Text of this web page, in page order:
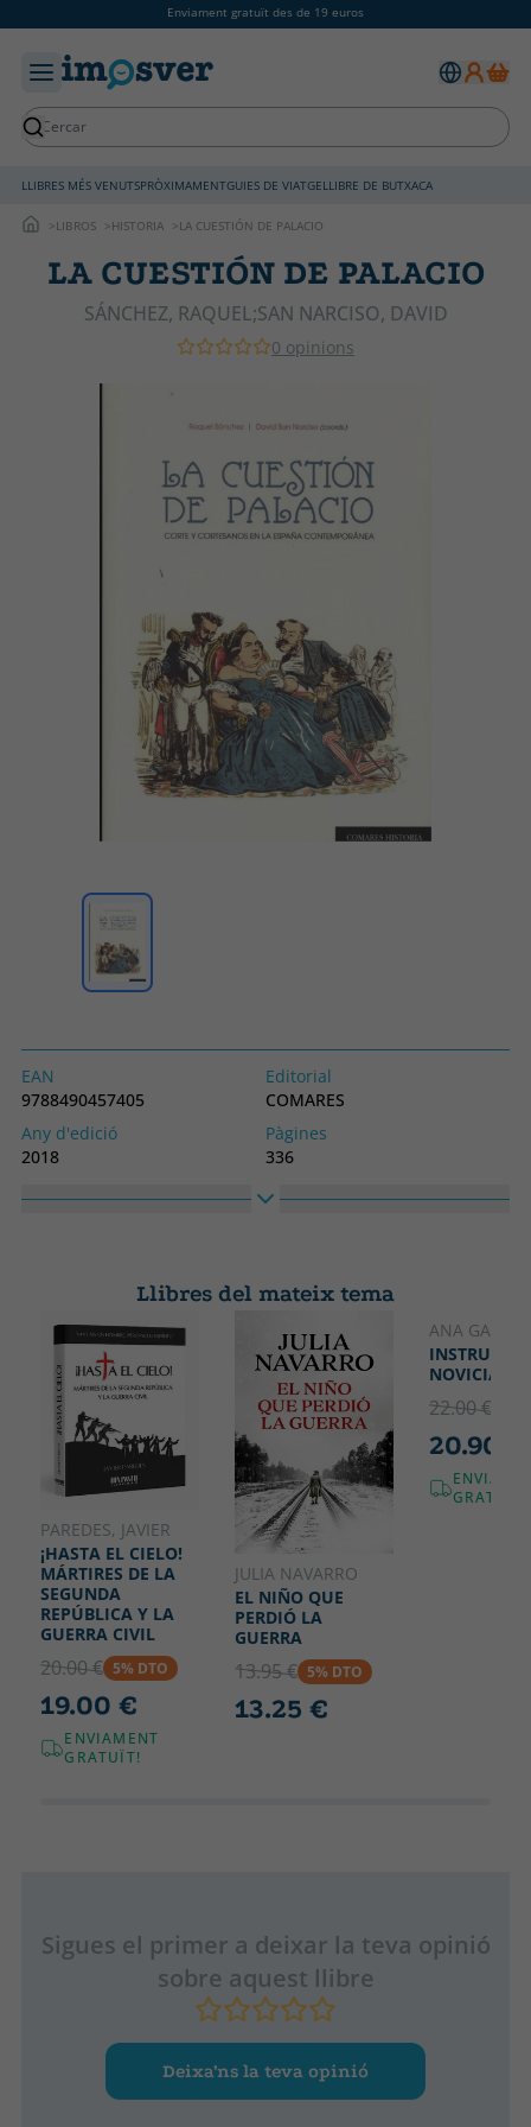
Enviament gratuït des de 19 euros
LLIBRES MÉS VENUTSPRÒXIMAMENTGUIES DE VIATGELLIBRE DE BUTXACA
LIBROS HISTORIA LA CUESTIÓN DE PALACIO
LA CUESTIÓN DE PALACIO
SÁNCHEZ, RAQUEL;SAN NARCISO, DAVID
0 opinions
EAN
9788490457405
Editorial
COMARES
Any d'edició
2018
Pàgines
336
Idioma
Llibres del mateix tema
PAREDES, JAVIER
¡HASTA EL CIELO!
MÁRTIRES DE LA
SEGUNDA
REPÚBLICA Y LA
GUERRA CIVIL
20.00 € 5% DTO
19.00 €
ENVIAMENT
GRATUÏT!
JULIA NAVARRO
EL NIÑO QUE
PERDIÓ LA
GUERRA
13.95 € 5% DTO
13.25 €
ANA
NOVICIAS
22.00 €
20.90 €
GRATUÏT!
Sigues el primer a deixar la teva opinió
sobre aquest llibre
Deixa’ns la teva opinió